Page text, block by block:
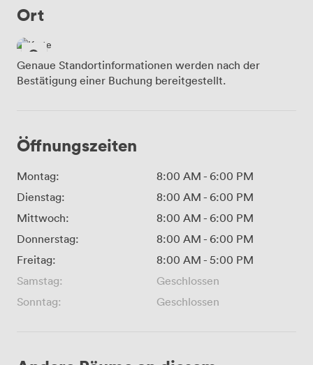
Ort
Genaue Standortinformationen werden nach der
Bestätigung einer Buchung bereitgestellt.
Öffnungszeiten
Montag: 8:00 AM - 6:00 PM
Dienstag:
8:00 AM - 6:00 PM
Mittwoch:
8:00 AM - 6:00 PM
Donnerstag:
8:00 AM - 6:00 PM
Freitag:
8:00 AM - 5:00 PM
Samstag:
Geschlossen
Sonntag:
Geschlossen